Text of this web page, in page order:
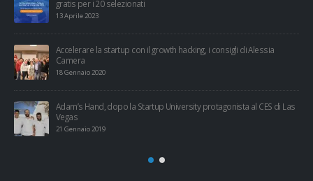
10 Gennaio 2019
Aperta la call per la Startup University 2019
24 Dicembre 2018
Startup University, è l’ora dell’Investor Day
12 Maggio 2018